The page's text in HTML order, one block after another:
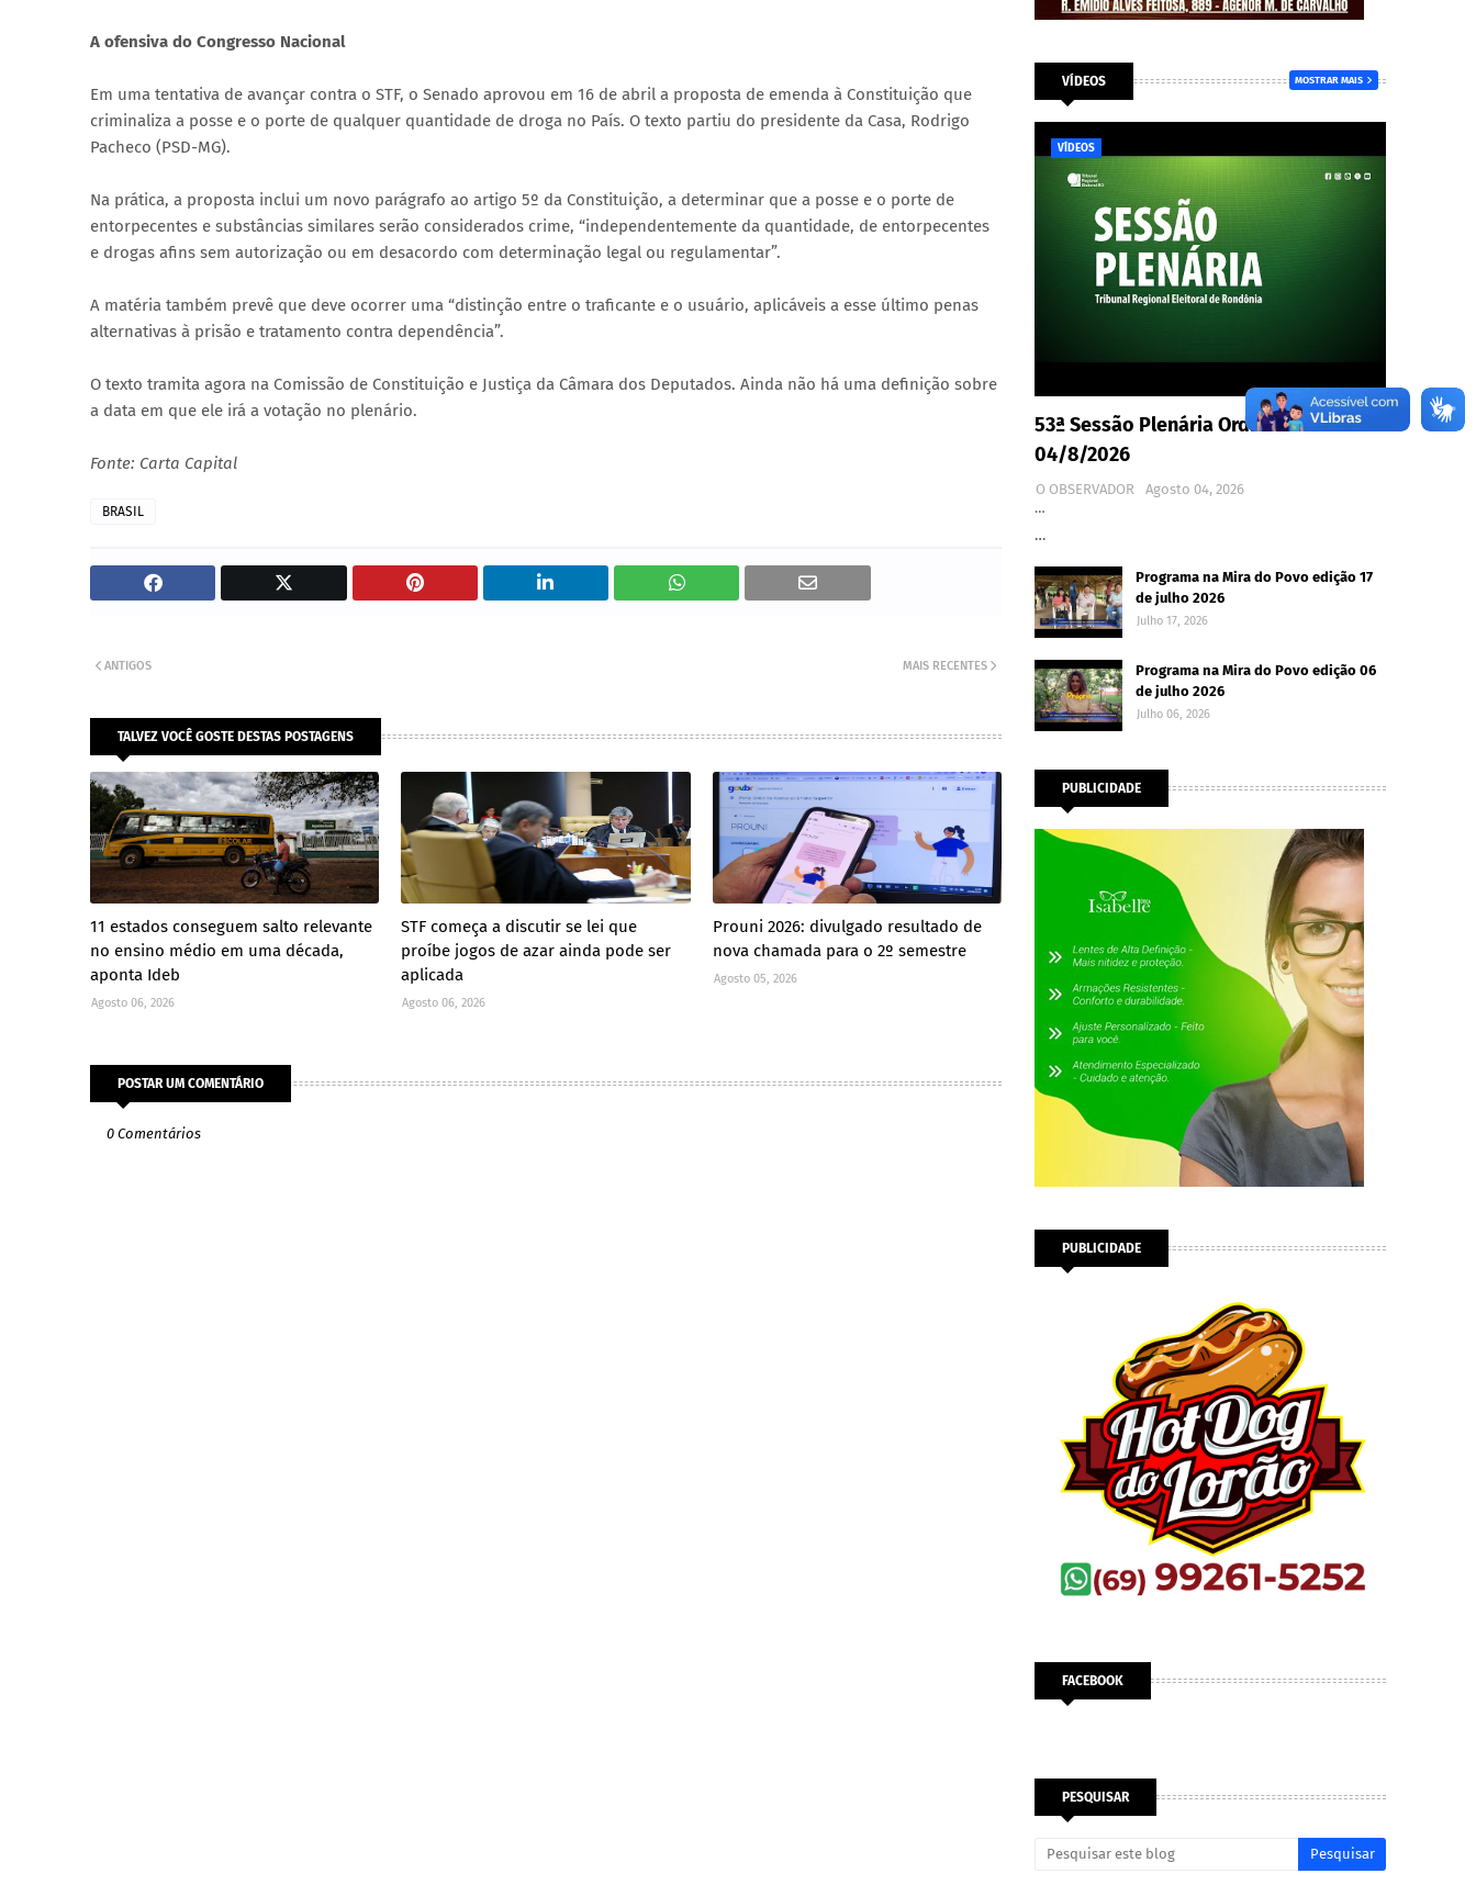
A ofensiva do Congresso Nacional
Em uma tentativa de avançar contra o STF, o Senado aprovou em 16 de abril a proposta de emenda à Constituição que
criminaliza a posse e o porte de qualquer quantidade de droga no País. O texto partiu do presidente da Casa, Rodrigo
Pacheco (PSD-MG).
Na prática, a proposta inclui um novo parágrafo ao artigo 5º da Constituição, a determinar que a posse e o porte de
entorpecentes e substâncias similares serão considerados crime, “independentemente da quantidade, de entorpecentes
e drogas afins sem autorização ou em desacordo com determinação legal ou regulamentar”.
A matéria também prevê que deve ocorrer uma “distinção entre o traficante e o usuário, aplicáveis a esse último penas
alternativas à prisão e tratamento contra dependência”.
O texto tramita agora na Comissão de Constituição e Justiça da Câmara dos Deputados. Ainda não há uma definição sobre
a data em que ele irá a votação no plenário.
Fonte: Carta Capital
BRASIL
MAIS RECENTES
ANTIGOS
TALVEZ VOCÊ GOSTE DESTAS POSTAGENS
11 estados conseguem salto relevante
no ensino médio em uma década,
aponta Ideb
Agosto 06, 2026
STF começa a discutir se lei que
proíbe jogos de azar ainda pode ser
aplicada
Agosto 06, 2026
Prouni 2026: divulgado resultado de
nova chamada para o 2º semestre
Agosto 05, 2026
POSTAR UM COMENTÁRIO
0 Comentários
VÍDEOS MOSTRAR MAIS
VÍDEOS
53ª Sessão Plenária Ordinária -
04/8/2026
O OBSERVADOR
Agosto 04, 2026
…
…
Programa na Mira do Povo edição 17
de julho 2026
Julho 17, 2026
Programa na Mira do Povo edição 06
de julho 2026
Julho 06, 2026
PUBLICIDADE
PUBLICIDADE
FACEBOOK
PESQUISAR